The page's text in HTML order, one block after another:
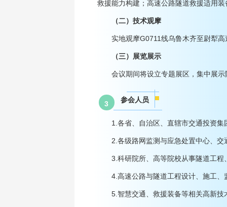
救援能力构建；高速公路隧道救援适用
（二）技术观摩
实地观摩G0711线乌鲁木齐至尉犁
（三）展览展示
会议期间将设立专题展区，集中展
3 参会人员
1.各省、自治区、直辖市交通投资
2.各级路网监测与应急处置中心、
3.科研院所、高等院校从事隧道工
4.高速公路与隧道工程设计、施工、
5.智慧交通、救援装备等相关高新技